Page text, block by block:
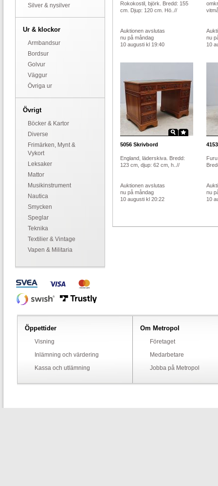
Silver & nysilver
Ur & klockor
Armbandsur
Bordsur
Golvur
Väggur
Övriga ur
Övrigt
Böcker & Kartor
Diverse
Frimärken, Mynt &
Vykort
Leksaker
Mattor
Musikinstrument
Nautica
Smycken
Speglar
Teknika
Textilier & Vintage
Vapen & Militaria
Rokokostil, björk. Bredd: 155
cm. Djup: 120 cm. Hö..//
Auktionen avslutas
nu på måndag
10 augusti kl 19:40
nu
10
5056 Skrivbord
England, läderskiva. Bredd:
123 cm, djup: 62 cm, h..//
Auktionen avslutas
nu på måndag
10 augusti kl 20:22
4153
nu
10
Öppettider
Visning
Inlämning och värdering
Kassa och utlämning
Om Metropol
Företaget
Medarbetare
Jobba på Metropol